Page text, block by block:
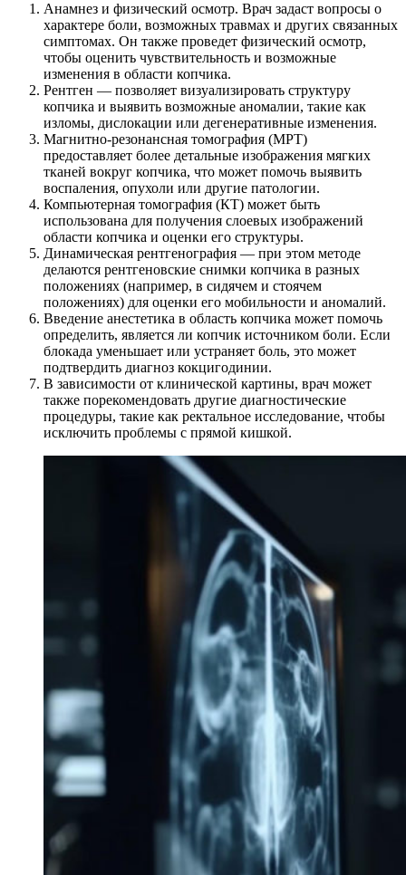
Анамнез и физический осмотр. Врач задаст вопросы о
характере боли, возможных травмах и других связанных
симптомах. Он также проведет физический осмотр,
чтобы оценить чувствительность и возможные
изменения в области копчика.
Рентген — позволяет визуализировать структуру
копчика и выявить возможные аномалии, такие как
изломы, дислокации или дегенеративные изменения.
Магнитно-резонансная томография (МРТ)
предоставляет более детальные изображения мягких
тканей вокруг копчика, что может помочь выявить
воспаления, опухоли или другие патологии.
Компьютерная томография (КТ) может быть
использована для получения слоевых изображений
области копчика и оценки его структуры.
Динамическая рентгенография — при этом методе
делаются рентгеновские снимки копчика в разных
положениях (например, в сидячем и стоячем
положениях) для оценки его мобильности и аномалий.
Введение анестетика в область копчика может помочь
определить, является ли копчик источником боли. Если
блокада уменьшает или устраняет боль, это может
подтвердить диагноз кокцигодинии.
В зависимости от клинической картины, врач может
также порекомендовать другие диагностические
процедуры, такие как ректальное исследование, чтобы
исключить проблемы с прямой кишкой.